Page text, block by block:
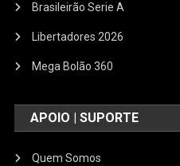
Brasileirão Serie A
Libertadores 2026
Mega Bolão 360
APOIO | SUPORTE
Quem Somos